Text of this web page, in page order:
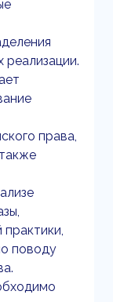
реализации.
права,
поводу